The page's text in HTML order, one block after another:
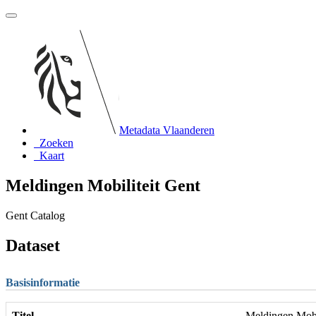
Metadata Vlaanderen
Zoeken
Kaart
Meldingen Mobiliteit Gent
Gent Catalog
Dataset
Basisinformatie